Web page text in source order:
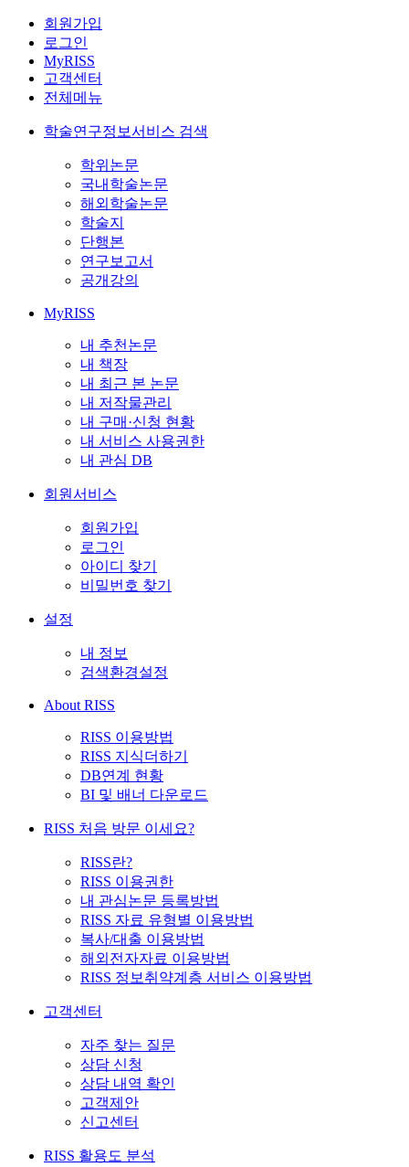
회원가입
로그인
MyRISS
고객센터
전체메뉴
학술연구정보서비스 검색
학위논문
국내학술논문
해외학술논문
학술지
단행본
연구보고서
공개강의
MyRISS
내 추천논문
내 책장
내 최근 본 논문
내 저작물관리
내 구매·신청 현황
내 서비스 사용권한
내 관심 DB
회원서비스
회원가입
로그인
아이디 찾기
비밀번호 찾기
설정
내 정보
검색환경설정
About RISS
RISS 이용방법
RISS 지식더하기
DB연계 현황
BI 및 배너 다운로드
RISS 처음 방문 이세요?
RISS란?
RISS 이용권한
내 관심논문 등록방법
RISS 자료 유형별 이용방법
복사/대출 이용방법
해외전자자료 이용방법
RISS 정보취약계층 서비스 이용방법
고객센터
자주 찾는 질문
상담 신청
상담 내역 확인
고객제안
신고센터
RISS 활용도 분석